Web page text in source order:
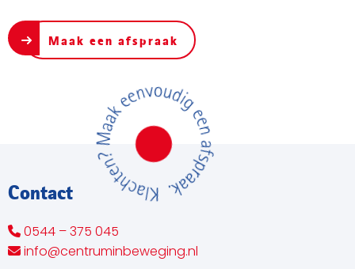
Maak een afspraak
Contact
0544 – 375 045
info@centruminbeweging.nl